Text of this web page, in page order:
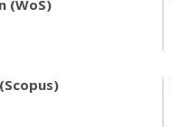
(WoS)